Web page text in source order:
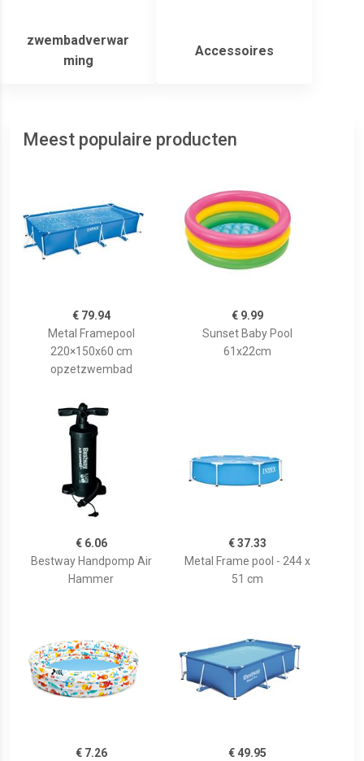
zwembadverwar
ming
Accessoires
Meest populaire producten
€ 79.94
Metal Framepool
220×150x60 cm
opzetzwembad
€ 9.99
Sunset Baby Pool
61x22cm
€ 6.06
Bestway Handpomp Air
Hammer
€ 37.33
Metal Frame pool - 244 x
51 cm
€ 7.26
€ 49.95